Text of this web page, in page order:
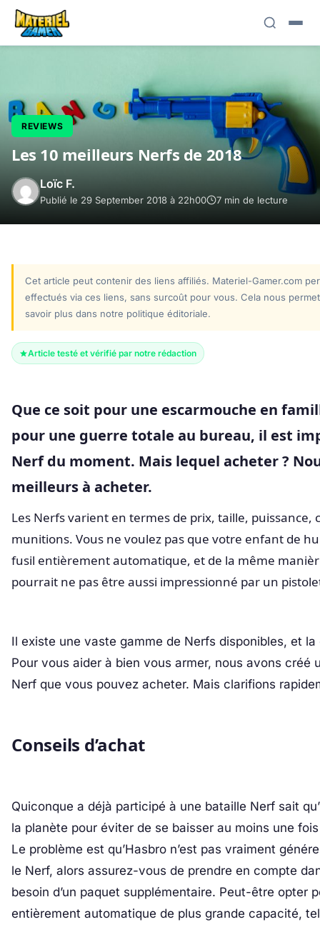
REVIEWS
Les 10 meilleurs Nerfs de 2018
Loïc F.
Publié le 29 September 2018 à 22h00 7 min de lecture
Cet article peut contenir des liens affiliés. Materiel-Gamer.com
effectués via ces liens, sans surcoût pour vous. Cela nous
savoir plus dans notre politique éditoriale.
Article testé et vérifié par notre rédaction
Que ce soit pour une escarmouche en
pour une guerre totale au bureau, il est
Nerf du moment. Mais lequel acheter ?
meilleurs à acheter.
Les Nerfs varient en termes de prix, taille, puissance,
munitions. Vous ne voulez pas que votre enfant de
fusil entièrement automatique, et de la même
pourrait ne pas être aussi impressionné par un
Il existe une vaste gamme de Nerfs disponibles, et
Pour vous aider à bien vous armer, nous avons créé
Nerf que vous pouvez acheter. Mais clarifions
Conseils d’achat
Quiconque a déjà participé à une bataille Nerf sait
la planète pour éviter de se baisser au moins une
Le problème est qu’Hasbro n’est pas vraiment
le Nerf, alors assurez-vous de prendre en compte
besoin d’un paquet supplémentaire. Peut-être opter
entièrement automatique de plus grande capacité,